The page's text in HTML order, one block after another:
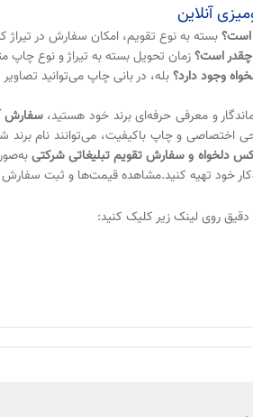
آنلاین
بسته به نوع تقویم، امکان سفارش در تیراژ
زمان تحویل بسته به تیراژ و نوع چاپ
بله، در بانی چاپ می‌توانید
و معرفی حرفه‌ای برند خود هستید،سفارش
اختصاصی و چاپ باکیفیت، می‌توانند نام
دلخواه و سفارش تقویم تبلیغاتی شرکتی
خود تهیه کنید.مشاهده قیمت‌ها و ثبت
دقیق روی لینک زیر کلیک کنید: